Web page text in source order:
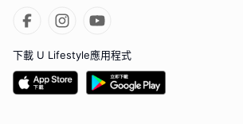
下載 U Lifestyle應用程式